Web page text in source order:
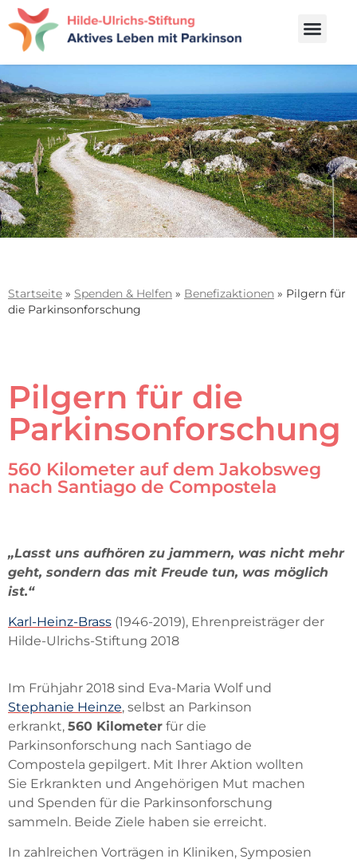
Startseite » Spenden & Helfen » Benefizaktionen » Pilgern für
die Parkinsonforschung
Pilgern für die
Parkinsonforschung
560 Kilometer auf dem Jakobsweg
nach Santiago de Compostela
„Lasst uns aufhören zu jammern, was nicht mehr
geht, sondern das mit Freude tun, was möglich
ist.“
Karl-Heinz-Brass (1946-2019), Ehrenpreisträger der
Hilde-Ulrichs-Stiftung 2018
Im Frühjahr 2018 sind Eva-Maria Wolf und
Stephanie Heinze, selbst an Parkinson
erkrankt, 560 Kilometer für die
Parkinsonforschung nach Santiago de
Compostela gepilgert. Mit Ihrer Aktion wollten
Sie Erkrankten und Angehörigen Mut machen
und Spenden für die Parkinsonforschung
sammeln. Beide Ziele haben sie erreicht.
In zahlreichen Vorträgen in Kliniken, Symposien